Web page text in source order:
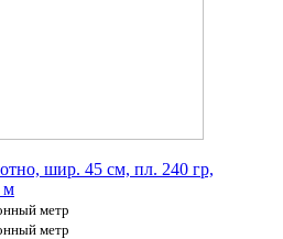
шир. 45 см, пл. 240 гр,
м
метр
метр